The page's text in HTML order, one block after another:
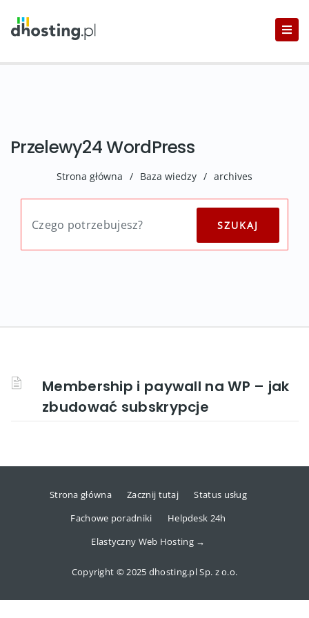
Przelewy24 WordPress
Strona główna / Baza wiedzy / archives
Membership i paywall na WP – jak
zbudować subskrypcje
Strona główna Zacznij tutaj
Status usług
Fachowe poradniki
Helpdesk 24h
Elastyczny Web Hosting →
Copyright © 2025 dhosting.pl Sp. z o.o.